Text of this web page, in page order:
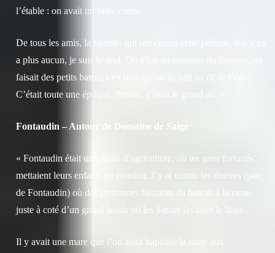
l’étable : on avait un belle crème.
De tous les amis, la famille, qui ont connu cette période, il n’y en
a plus aucun, je suis le seul. On allait au ruisseau du Serpent, on
faisait des petits bateaux en bois qu’on lâchait au fil de l’eau.
C’était toute une époque. Pessac, c’était le grand air. »
Fontaudin – Autour de Domaine de Saige
« Fontaudin était une école d’agriculture, où les gens fortunés
mettaient leurs enfants en pension. J’y ai connu les douves (parc
de Fontaudin) où des personnes faisaient du bateau à la rame,
juste à coté d’un grand lavoir où les Sœurs lavaient le linge.
Il y avait une mare que l’on avait baptisée la mare aux